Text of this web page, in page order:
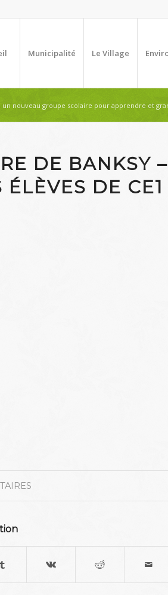
Municipalité Le Village
un nouveau groupe scolaire pour apprendre et
DE BANKSY –
DE CE1